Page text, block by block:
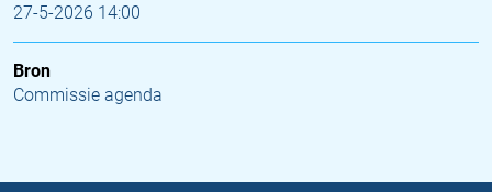
27-5-2026 14:00
Bron
Commissie agenda